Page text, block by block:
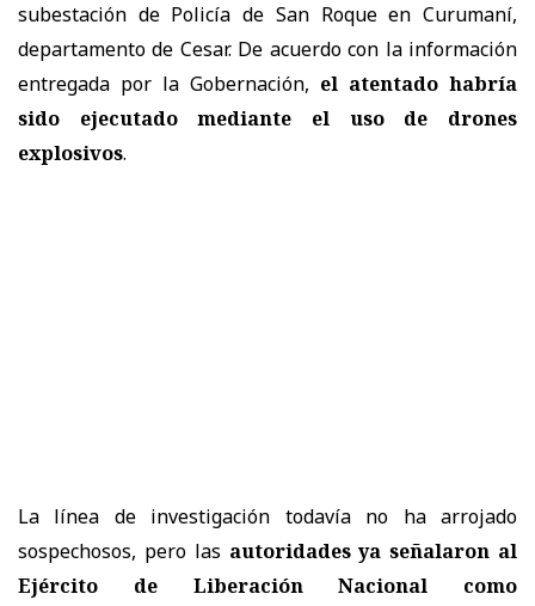
subestación de Policía de San Roque en Curumaní,
departamento de Cesar. De acuerdo con la información
entregada por la Gobernación, el atentado habría
sido ejecutado mediante el uso de drones
explosivos.
La línea de investigación todavía no ha arrojado
sospechosos, pero las autoridades ya señalaron al
Ejército de Liberación Nacional como